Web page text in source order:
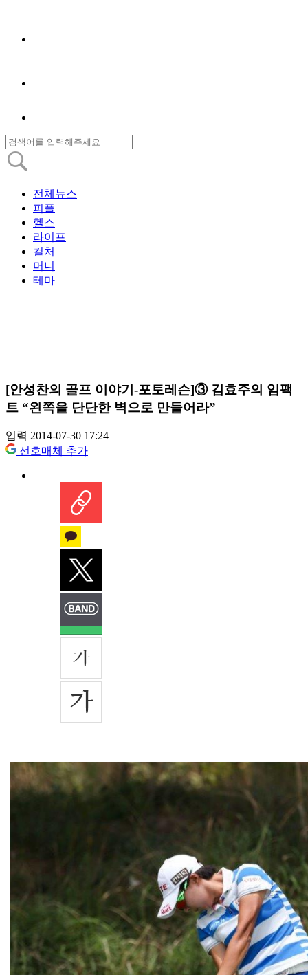
전체뉴스
피플
헬스
라이프
컬처
머니
테마
[안성찬의 골프 이야기-포토레슨]③ 김효주의 임팩
트 “왼쪽을 단단한 벽으로 만들어라”
입력 2014-07-30 17:24
선호매체 추가